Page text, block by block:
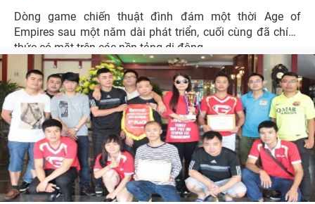
Dòng game chiến thuật đình đám một thời Age of
Empires sau một năm dài phát triển, cuối cùng đã chính
thức có mặt trên các nền tảng di động